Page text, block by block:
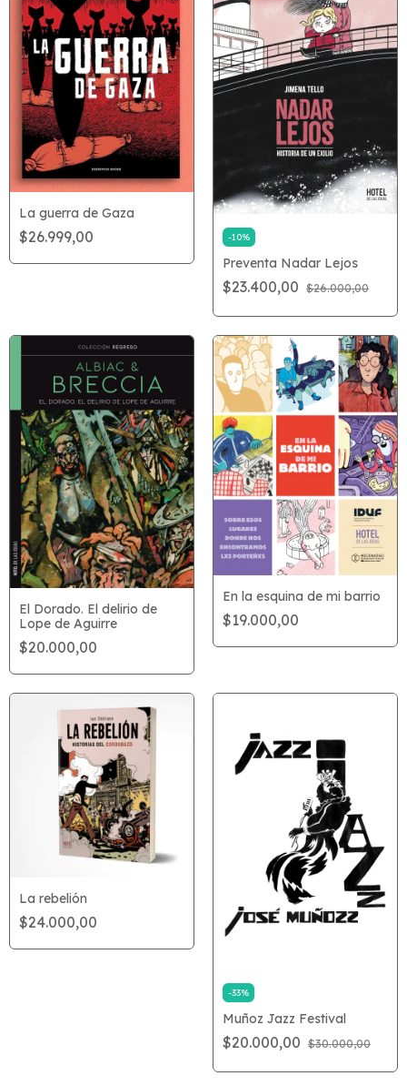
La guerra de Gaza
$26.999,00 -10%
Preventa Nadar Lejos
$23.400,00 $26.000,00
El Dorado. El delirio de
Lope de Aguirre
$20.000,00
En la esquina de mi barrio
$19.000,00
La rebelión
$24.000,00
-33%
Muñoz Jazz Festival
$20.000,00 $30.000,00